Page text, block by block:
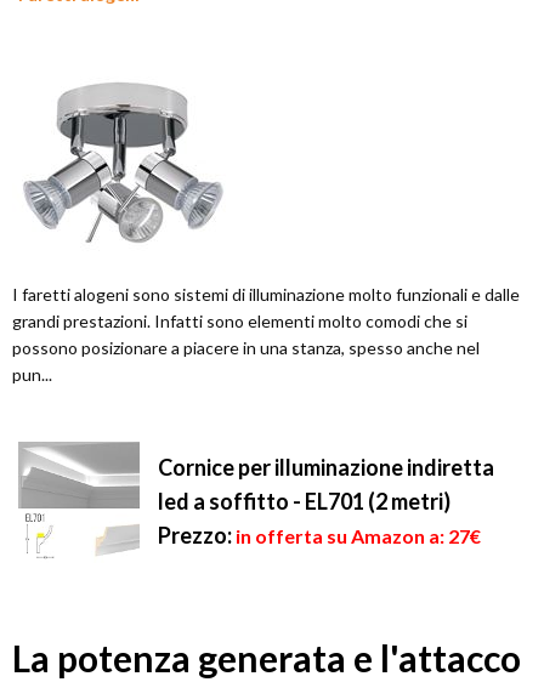
I faretti alogeni sono sistemi di illuminazione molto funzionali e dalle
grandi prestazioni. Infatti sono elementi molto comodi che si
possono posizionare a piacere in una stanza, spesso anche nel
pun...
Cornice per illuminazione indiretta
led a soffitto - EL701 (2 metri)
Prezzo: in offerta su Amazon a: 27€
La potenza generata e l'attacco